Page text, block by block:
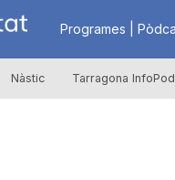
R
à
Programes |
Nàstic Tarragona